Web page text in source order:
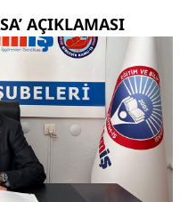
AÇIKLAMASI